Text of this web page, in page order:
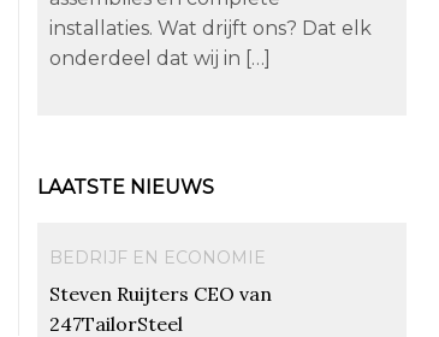
installaties. Wat drijft ons? Dat elk
onderdeel dat wij in […]
LAATSTE NIEUWS
BEDRIJF EN ECONOMIE
Steven Ruijters CEO van
247TailorSteel